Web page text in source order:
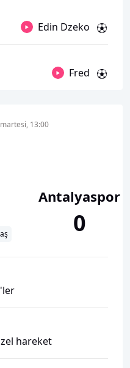
Edin Dzeko
Fred
13:00
Antalyaspor
0
hareket